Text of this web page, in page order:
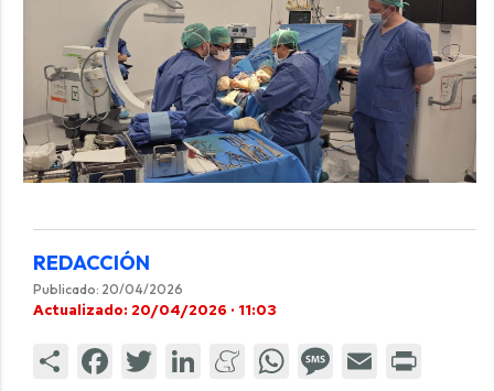
REDACCIÓN
Publicado: 20/04/2026
Actualizado: 20/04/2026 · 11:03